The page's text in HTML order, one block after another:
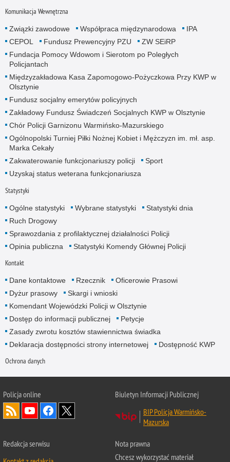
Komunikacja Wewnętrzna
Związki zawodowe Współpraca międzynarodowa
IPA
CEPOL
Fundusz Prewencyjny PZU
ZW SEiRP
Fundacja Pomocy Wdowom i Sierotom po Poległych
Policjantach
Międzyzakładowa Kasa Zapomogowo-Pożyczkowa Przy KWP w
Olsztynie
Fundusz socjalny emerytów policyjnych
Zakładowy Fundusz Świadczeń Socjalnych KWP w Olsztynie
Chór Policji Garnizonu Warmińsko-Mazurskiego
Ogólnopolski Turniej Piłki Nożnej Kobiet i Mężczyzn im. mł. asp.
Marka Cekały
Zakwaterowanie funkcjonariuszy policji
Sport
Uzyskaj status weterana funkcjonariusza
Statystyki
Ogólne statystyki Wybrane statystyki
Statystyki dnia
Ruch Drogowy
Sprawozdania z profilaktycznej działalności Policji
Opinia publiczna
Statystyki Komendy Głównej Policji
Kontakt
Dane kontaktowe Rzecznik
Oficerowie Prasowi
Dyżur prasowy
Skargi i wnioski
Komendant Wojewódzki Policji w Olsztynie
Dostęp do informacji publicznej
Petycje
Zasady zwrotu kosztów stawiennictwa świadka
Deklaracja dostępności strony internetowej
Dostępność KWP
Ochrona danych
Policja online
Biuletyn Informacji Publicznej
BIP Policja Warmińsko-
Mazurska
Redakcja serwisu
Nota prawna
Chcesz wykorzystać materiał